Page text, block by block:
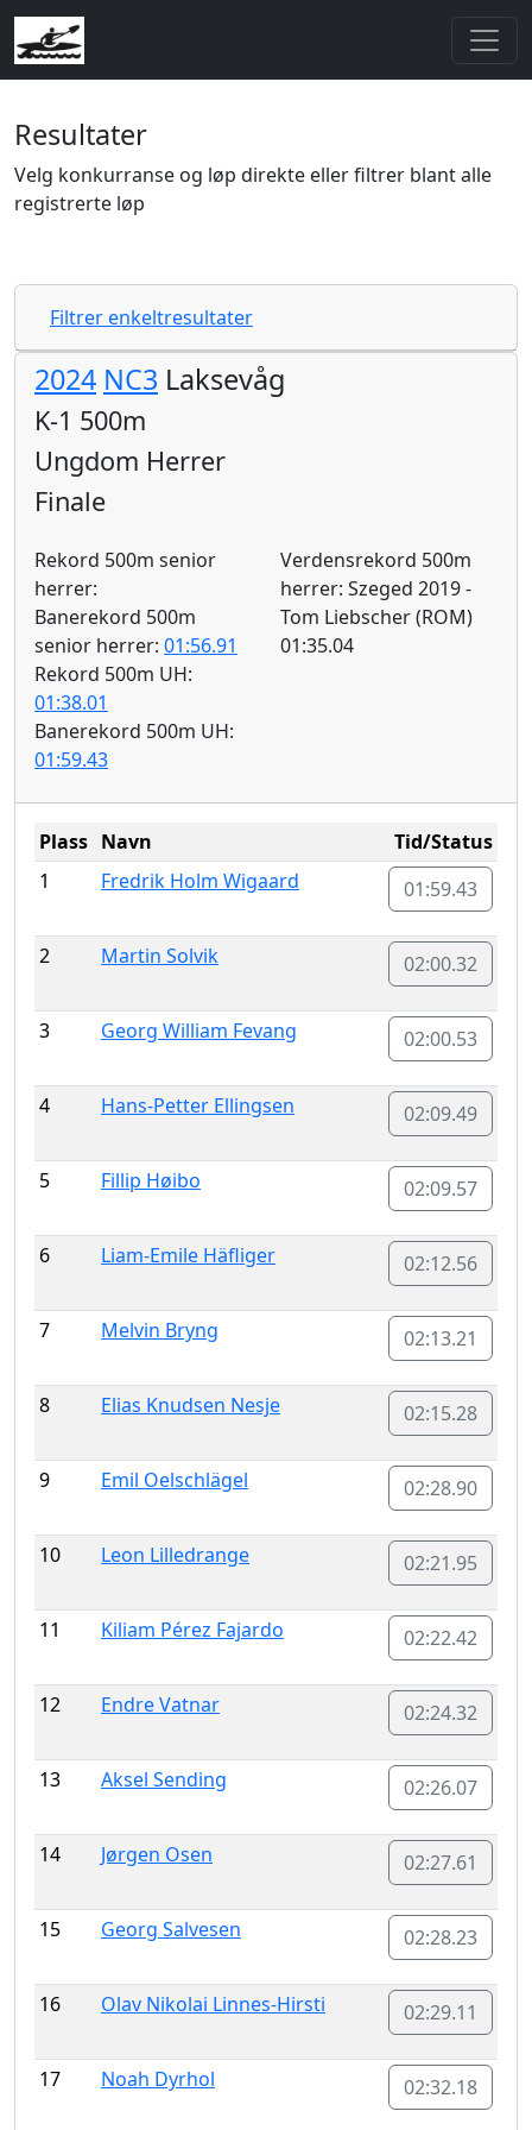
Resultater
Velg konkurranse og løp direkte eller filtrer blant alle
registrerte løp
Filtrer enkeltresultater
2024 NC3 Laksevåg
K-1 500m
Ungdom Herrer
Finale
Rekord 500m senior
herrer:
Banerekord 500m
senior herrer: 01:56.91
Rekord 500m UH:
01:38.01
Banerekord 500m UH:
01:59.43
Verdensrekord 500m
herrer: Szeged 2019 -
Tom Liebscher (ROM)
01:35.04
Plass Navn
Tid/Status
1
Fredrik Holm Wigaard 01:59.43
2 Martin Solvik 02:00.32
3 Georg William Fevang 02:00.53
4 Hans-Petter Ellingsen 02:09.49
5 Fillip Høibo 02:09.57
6 Liam-Emile Häfliger 02:12.56
7 Melvin Bryng 02:13.21
8 Elias Knudsen Nesje 02:15.28
9 Emil Oelschlägel 02:28.90
10 Leon Lilledrange 02:21.95
11 Kiliam Pérez Fajardo 02:22.42
12 Endre Vatnar 02:24.32
13 Aksel Sending 02:26.07
14 Jørgen Osen 02:27.61
15 Georg Salvesen 02:28.23
16 Olav Nikolai Linnes-Hirsti 02:29.11
17 Noah Dyrhol 02:32.18